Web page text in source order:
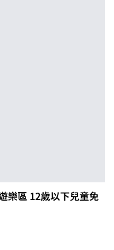
樂區 12歲以下兒童免